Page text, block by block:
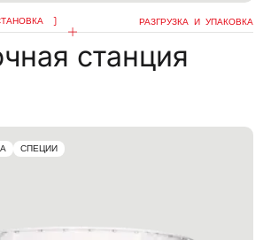
РАЗГРУЗКА И УПАКОВКА
станция
СПЕЦИИ